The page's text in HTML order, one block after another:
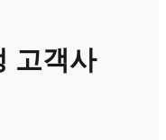
고객사